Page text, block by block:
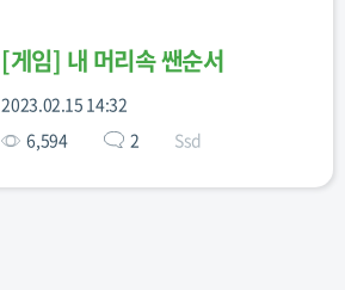
[게임] 내 머리속 쌘순서
2023.02.15 14:32
6,594
2 Ssd